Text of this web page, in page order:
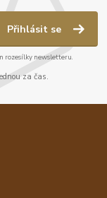
Přihlásit se
rozesílky newsletteru.
za čas.